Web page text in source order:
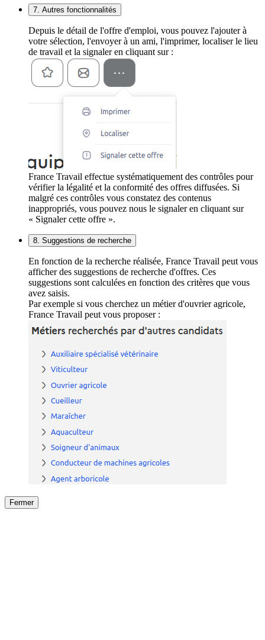
7. Autres fonctionnalités
Depuis le détail de l'offre d'emploi, vous pouvez l'ajouter à
votre sélection, l'envoyer à un ami, l'imprimer, localiser le lieu
de travail et la signaler en cliquant sur :
France Travail effectue systématiquement des contrôles pour
vérifier la légalité et la conformité des offres diffusées. Si
malgré ces contrôles vous constatez des contenus
inappropriés, vous pouvez nous le signaler en cliquant sur
« Signaler cette offre ».
8. Suggestions de recherche
En fonction de la recherche réalisée, France Travail peut vous
afficher des suggestions de recherche d'offres. Ces
suggestions sont calculées en fonction des critères que vous
avez saisis.
Par exemple si vous cherchez un métier d'ouvrier agricole,
France Travail peut vous proposer :
Fermer